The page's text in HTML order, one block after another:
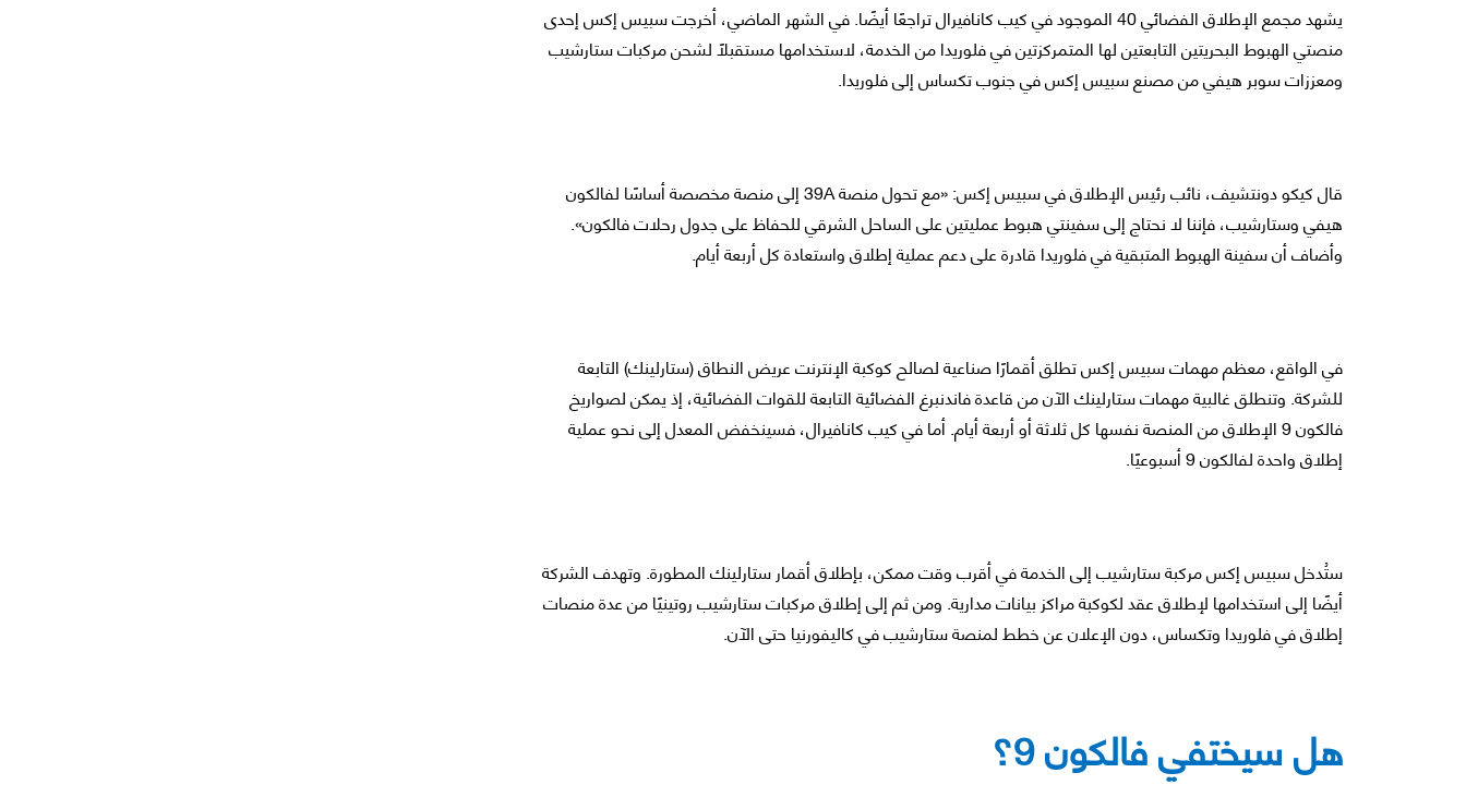
يشهد مجمع الإطلاق الفضائي 40 الموجود في كيب كانافيرال تراجعًا أيضًا. في الشهر الماضي، أخرجت سبيس إكس إحدى
منصتي الهبوط البحريتين التابعتين لها المتمركزتين في فلوريدا من الخدمة، لاستخدامها مستقبلًا لشحن مركبات ستارشيب
ومعززات سوبر هيفي من مصنع سبيس إكس في جنوب تكساس إلى فلوريدا.
قال كيكو دونتشيف، نائب رئيس الإطلاق في سبيس إكس: «مع تحول منصة 39A إلى منصة مخصصة أساسًا لفالكون
هيفي وستارشيب، فإننا لا نحتاج إلى سفينتي هبوط عمليتين على الساحل الشرقي للحفاظ على جدول رحلات فالكون».
وأضاف أن سفينة الهبوط المتبقية في فلوريدا قادرة على دعم عملية إطلاق واستعادة كل أربعة أيام.
في الواقع، معظم مهمات سبيس إكس تطلق أقمارًا صناعية لصالح كوكبة الإنترنت عريض النطاق (ستارلينك) التابعة
للشركة. وتنطلق غالبية مهمات ستارلينك الآن من قاعدة فاندنبرغ الفضائية التابعة للقوات الفضائية، إذ يمكن لصواريخ
فالكون 9 الإطلاق من المنصة نفسها كل ثلاثة أو أربعة أيام. أما في كيب كانافيرال، فسينخفض المعدل إلى نحو عملية
إطلاق واحدة لفالكون 9 أسبوعيًا.
ستُدخل سبيس إكس مركبة ستارشيب إلى الخدمة في أقرب وقت ممكن، بإطلاق أقمار ستارلينك المطورة. وتهدف الشركة
أيضًا إلى استخدامها لإطلاق عقد لكوكبة مراكز بيانات مدارية. ومن ثم إلى إطلاق مركبات ستارشيب روتينيًا من عدة منصات
إطلاق في فلوريدا وتكساس، دون الإعلان عن خطط لمنصة ستارشيب في كاليفورنيا حتى الآن.
هل سيختفي فالكون 9؟